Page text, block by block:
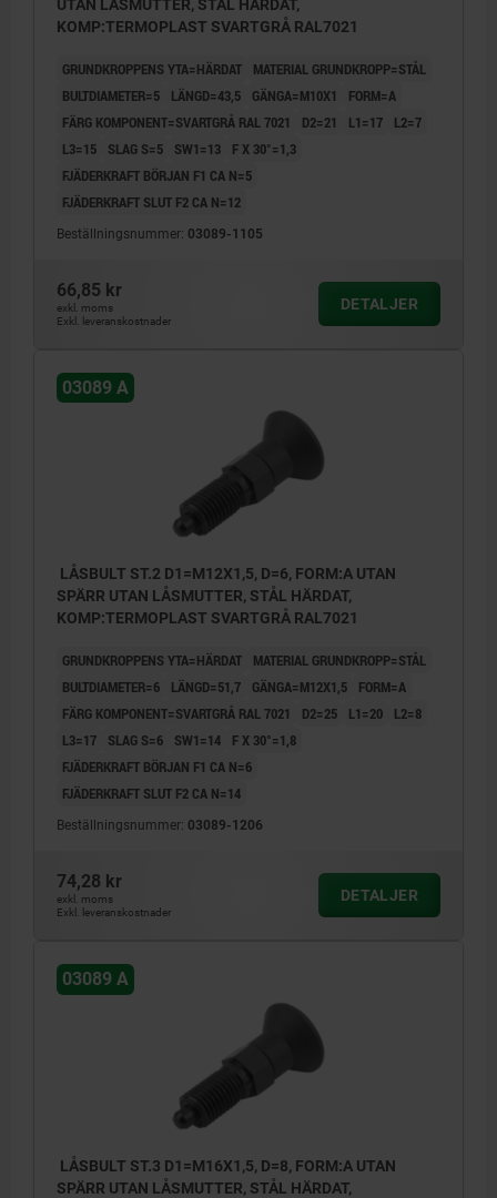
UTAN LÅSMUTTER, STÅL HÄRDAT,
KOMP:TERMOPLAST SVARTGRÅ RAL7021
GRUNDKROPPENS YTA=HÄRDAT
MATERIAL GRUNDKROPP=STÅL
BULTDIAMETER=5
LÄNGD=43,5 GÄNGA=M10X1
FORM=A
FÄRG KOMPONENT=SVARTGRÅ RAL 7021
D2=21 L1=17
L2=7
L3=15
SLAG S=5 SW1=13
F X 30°=1,3
FJÄDERKRAFT BÖRJAN F1 CA N=5
FJÄDERKRAFT SLUT F2 CA N=12
Beställningsnummer: 03089-1105
66,85 kr
exkl. moms
Exkl. leveranskostnader
DETALJER
03089 A
LÅSBULT ST.2 D1=M12X1,5, D=6, FORM:A UTAN
SPÄRR UTAN LÅSMUTTER, STÅL HÄRDAT,
KOMP:TERMOPLAST SVARTGRÅ RAL7021
GRUNDKROPPENS YTA=HÄRDAT
MATERIAL GRUNDKROPP=STÅL
BULTDIAMETER=6
LÄNGD=51,7 GÄNGA=M12X1,5
FORM=A
FÄRG KOMPONENT=SVARTGRÅ RAL 7021
D2=25 L1=20
L2=8
L3=17
SLAG S=6 SW1=14
F X 30°=1,8
FJÄDERKRAFT BÖRJAN F1 CA N=6
FJÄDERKRAFT SLUT F2 CA N=14
Beställningsnummer: 03089-1206
74,28 kr
exkl. moms
Exkl. leveranskostnader
DETALJER
03089 A
LÅSBULT ST.3 D1=M16X1,5, D=8, FORM:A UTAN
SPÄRR UTAN LÅSMUTTER, STÅL HÄRDAT,